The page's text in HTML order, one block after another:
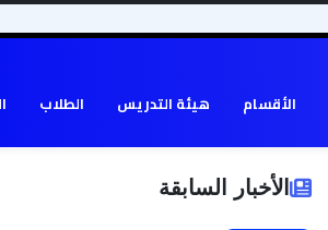
الأقسام هيئة التدريس الطلاب
الأخبار السابقة